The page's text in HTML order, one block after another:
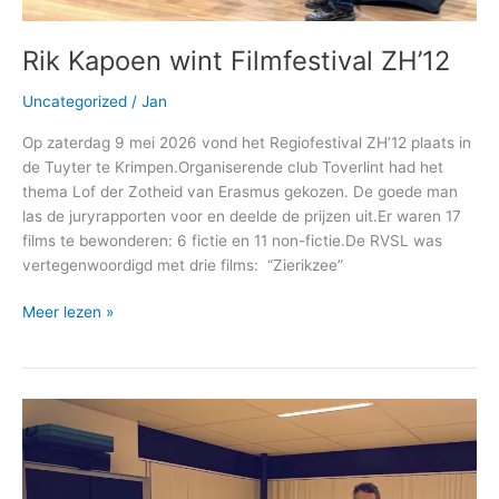
Rik Kapoen wint Filmfestival ZH’12
Uncategorized / Jan
Op zaterdag 9 mei 2026 vond het Regiofestival ZH’12 plaats in
de Tuyter te Krimpen.Organiserende club Toverlint had het
thema Lof der Zotheid van Erasmus gekozen. De goede man
las de juryrapporten voor en deelde de prijzen uit.Er waren 17
films te bewonderen: 6 fictie en 11 non-fictie.De RVSL was
vertegenwoordigd met drie films: “Zierikzee”
Rik
Meer lezen »